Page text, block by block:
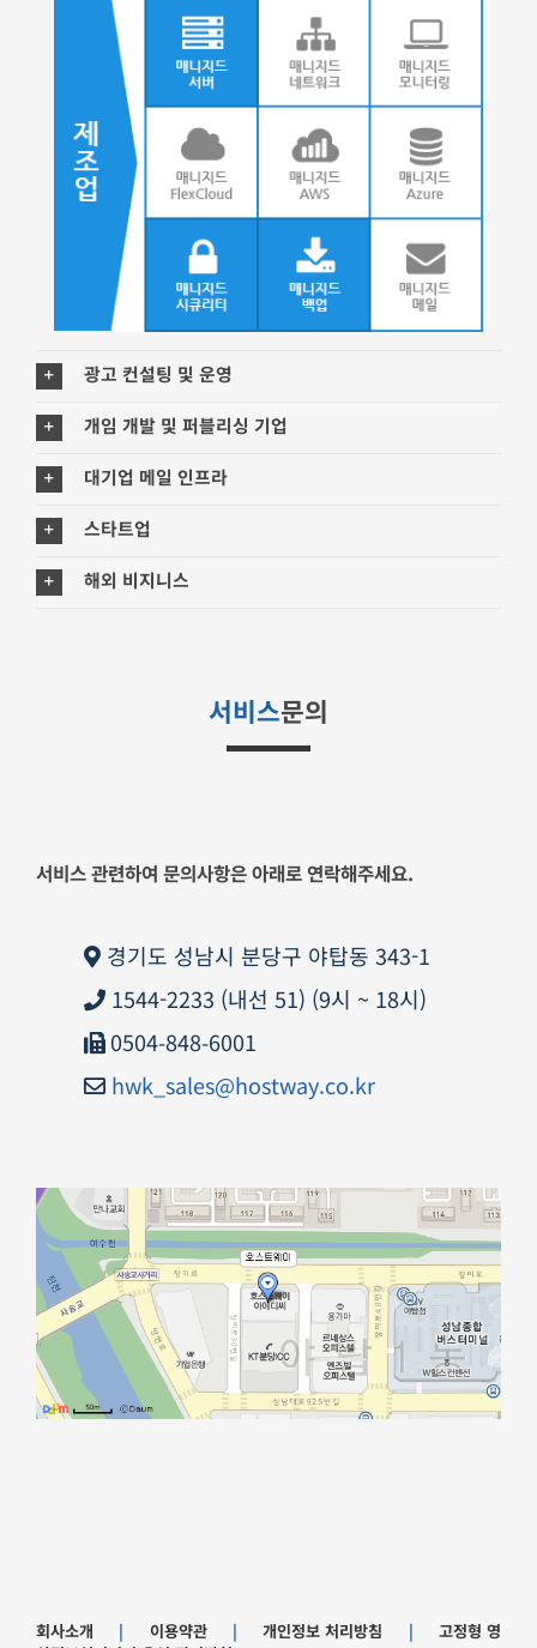
광고 컨설팅 및 운영
개임 개발 및 퍼블리싱 기업
대기업 메일 인프라
스타트업
해외 비지니스
서비스문의
서비스 관련하여 문의사항은 아래로 연락해주세요.
경기도 성남시 분당구 야탑동 343-1
1544-2233 (내선 51) (9시 ~ 18시)
0504-848-6001
hwk_sales@hostway.co.kr
회사소개 | 이용약관|개인정보 처리방침 | 고정형 영